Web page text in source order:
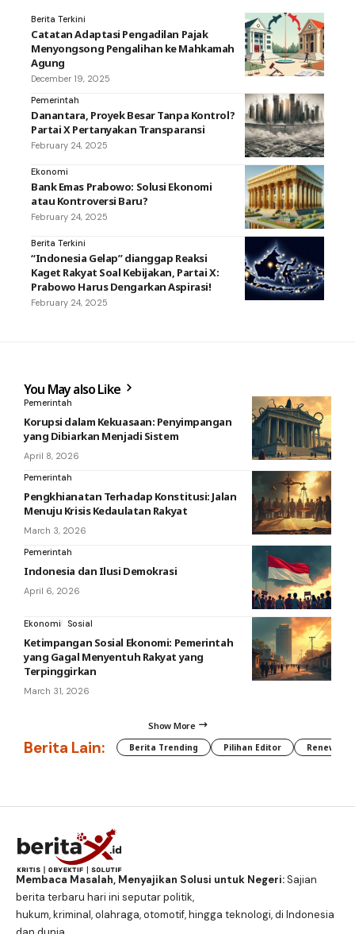
Berita Terkini
Catatan Adaptasi Pengadilan Pajak
Menyongsong Pengalihan ke Mahkamah
Agung
December 19, 2025
Pemerintah
Danantara, Proyek Besar Tanpa Kontrol?
Partai X Pertanyakan Transparansi
February 24, 2025
Ekonomi
Bank Emas Prabowo: Solusi Ekonomi
atau Kontroversi Baru?
February 24, 2025
Berita Terkini
“Indonesia Gelap” dianggap Reaksi
Kaget Rakyat Soal Kebijakan, Partai X:
Prabowo Harus Dengarkan Aspirasi!
February 24, 2025
You May also Like
Pemerintah
Korupsi dalam Kekuasaan: Penyimpangan
yang Dibiarkan Menjadi Sistem
April 8, 2026
Pemerintah
Pengkhianatan Terhadap Konstitusi: Jalan
Menuju Krisis Kedaulatan Rakyat
March 3, 2026
Pemerintah
Indonesia dan Ilusi Demokrasi
April 6, 2026
Ekonomi Sosial
Ketimpangan Sosial Ekonomi: Pemerintah
yang Gagal Menyentuh Rakyat yang
Terpinggirkan
March 31, 2026
Show More
Berita Lain: Berita Trending Pilihan Editor
Membaca Masalah, Menyajikan Solusi untuk Negeri:Sajian
berita terbaru hari ini seputar politik,
hukum, kriminal, olahraga, otomotif, hingga teknologi, di Indonesia